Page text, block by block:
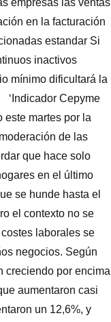
empresas las ventas
en la facturación
estandar Si
inactivos
mínimo dificultará la
‘Indicador Cepyme
este martes por la
de las
que hace solo
en el último
se hunde hasta el
el contexto no se
laborales se
negocios. Según
creciendo por encima
aumentaron casi
un 12,6%, y